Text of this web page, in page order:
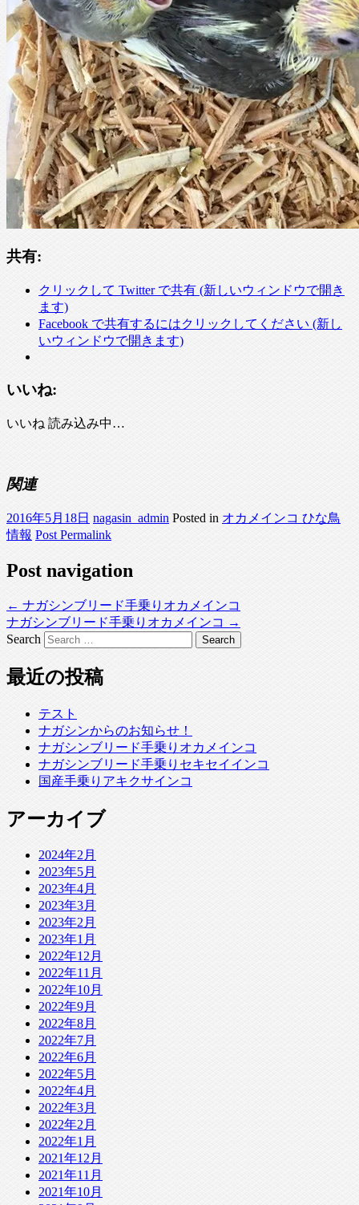
共有:
クリックして Twitter で共有 (新しいウィンドウで開き
ます)
Facebook で共有するにはクリックしてください (新し
いウィンドウで開きます)
いいね:
いいね 読み込み中…
関連
2016年5月18日 nagasin_admin Posted in オカメインコ ひな鳥
情報 Post Permalink
Post navigation
← ナガシンブリード手乗りオカメインコ
ナガシンブリード手乗りオカメインコ →
Search
最近の投稿
テスト
ナガシンからのお知らせ！
ナガシンブリード手乗りオカメインコ
ナガシンブリード手乗りセキセイインコ
国産手乗りアキクサインコ
アーカイブ
2024年2月
2023年5月
2023年4月
2023年3月
2023年2月
2023年1月
2022年12月
2022年11月
2022年10月
2022年9月
2022年8月
2022年7月
2022年6月
2022年5月
2022年4月
2022年3月
2022年2月
2022年1月
2021年12月
2021年11月
2021年10月